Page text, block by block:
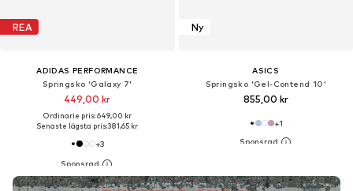
REA
ADIDAS PERFORMANCE
Springsko 'Galaxy 7'
449,00 kr
Ordinarie pris: 649,00 kr
Senaste lägsta pris:381,65 kr
+3
Ny
ASICS
Springsko 'Gel-Contend 10'
855,00 kr
+1